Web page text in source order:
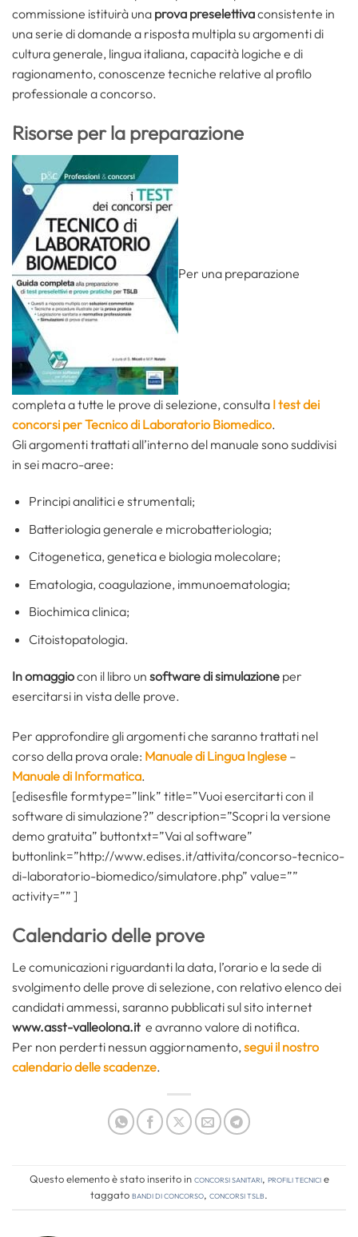
commissione istituirà una prova preselettivaconsistente in
una serie di domande a risposta multipla su argomenti di
cultura generale, lingua italiana, capacità logiche e di
ragionamento, conoscenze tecniche relative al profilo
professionale a concorso.
Risorse per la preparazione
Per una preparazione
completa a tutte le prove di selezione, consulta I test dei
concorsi per Tecnico di Laboratorio Biomedico.
Gli argomenti trattati all’interno del manuale sono suddivisi
in sei macro-aree:
Principi analitici e strumentali;
Batteriologia generale e microbatteriologia;
Citogenetica, genetica e biologia molecolare;
Ematologia, coagulazione, immunoematologia;
Biochimica clinica;
Citoistopatologia.
In omaggiocon il libro un software di simulazione per
esercitarsi in vista delle prove.
Per approfondire gli argomenti che saranno trattati nel
corso della prova orale: Manuale di Lingua Inglese –
Manuale di Informatica.
[edisesfile formtype=”link” title=”Vuoi esercitarti con il
software di simulazione?” description=”Scopri la versione
demo gratuita” buttontxt=”Vai al software”
buttonlink=”http://www.edises.it/attivita/concorso-tecnico-
di-laboratorio-biomedico/simulatore.php” value=””
activity=”” ]
Calendario delle prove
Le comunicazioni riguardanti la data, l’orario e la sede di
svolgimento delle prove di selezione, con relativo elenco dei
candidati ammessi, saranno pubblicati sul sito internet
www.asst-valleolona.it e avranno valore di notifica.
Per non perderti nessun aggiornamento, segui il nostro
calendario delle scadenze.
Questo elemento è stato inserito inConcorsi Sanitari, Profili tecnicie
taggatobandi di concorso, concorsi tslb.